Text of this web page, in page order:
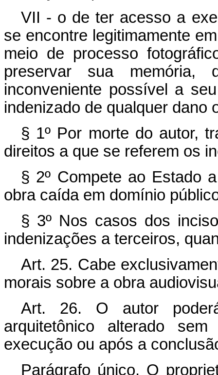
VII - o de ter acesso a
se encontre legitimamente
meio de processo
preservar sua
inconveniente possível a
indenizado de qualquer dano
§ 1º Por morte do autor,
direitos a que se referem os
§ 2º Compete ao Estado
obra caída em domínio
§ 3º Nos casos dos
indenizações a terceiros,
Art. 25. Cabe
morais sobre a obra
Art. 26. O autor
arquitetônico alterado
execução ou após a
Parágrafo único. O